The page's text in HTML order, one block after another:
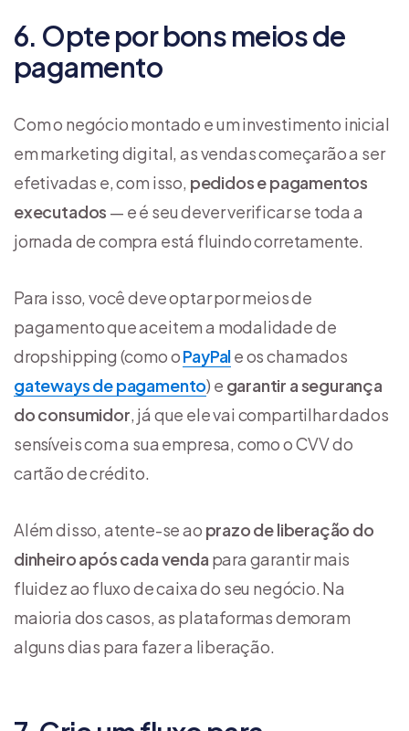
6. Opte por bons meios de
pagamento
Com o negócio montado e um investimento inicial
em marketing digital, as vendas começarão a ser
efetivadas e, com isso, pedidos e pagamentos
executados — e é seu dever verificar se toda a
jornada de compra está fluindo corretamente.
Para isso, você deve optar por meios de
pagamento que aceitem a modalidade de
dropshipping (como oPayPale os chamados
gateways de pagamento) e garantir a segurança
do consumidor, já que ele vai compartilhar dados
sensíveis com a sua empresa, como o CVV do
cartão de crédito.
Além disso, atente-se ao prazo de liberação do
dinheiro após cada venda para garantir mais
fluidez ao fluxo de caixa do seu negócio. Na
maioria dos casos, as plataformas demoram
alguns dias para fazer a liberação.